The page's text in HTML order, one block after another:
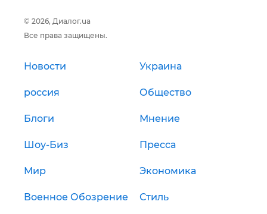
© 2026, Диалог.ua
Все права защищены.
Новости Украина
россия Общество
Блоги Мнение
Шоу-Биз Пресса
Мир Экономика
Военное Обозрение Стиль